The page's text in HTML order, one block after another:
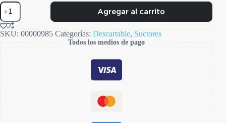
CANULA
PARA
SUCTOR
SWEDENT
X
Agregar al carrito
SKU: 00000985 Categorías: Descartable, Suctores
Todos los medios de pago